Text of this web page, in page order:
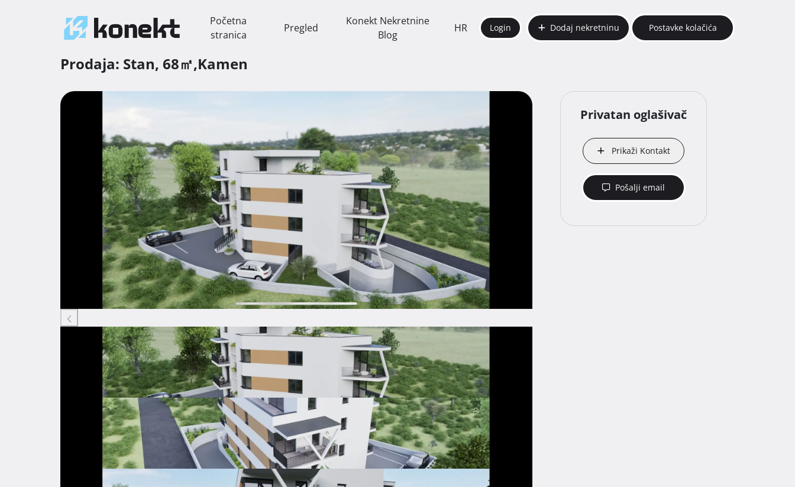
Početna
stranica
Pregled
Konekt Nekretnine
Blog
HR Login Dodaj nekretninu Postavke kolačića
Prodaja: Stan, 68㎡,Kamen
Privatan oglašivač
Prikaži Kontakt
Pošalji email